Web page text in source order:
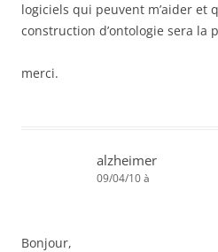
logiciels qui peuvent m’aider et
construction d’ontologie sera la
merci.
alzheimer
09/04/10 à
Bonjour,